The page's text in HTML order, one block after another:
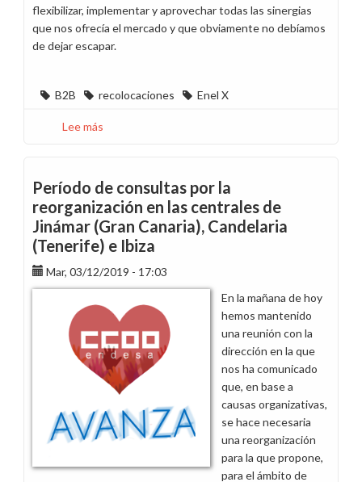
flexibilizar, implementar y aprovechar todas las sinergias
que nos ofrecía el mercado y que obviamente no debíamos
de dejar escapar.
B2B recolocaciones Enel X
Lee más
de
recolocaciones
de
excedentes
del
B2B
Período de consultas por la
reorganización en las centrales de
Jinámar (Gran Canaria), Candelaria
(Tenerife) e Ibiza
Mar, 03/12/2019 - 17:03
En la mañana de hoy
hemos mantenido
una reunión con la
dirección en la que
nos ha comunicado
que, en base a
causas organizativas,
se hace necesaria
una reorganización
para la que propone,
para el ámbito de